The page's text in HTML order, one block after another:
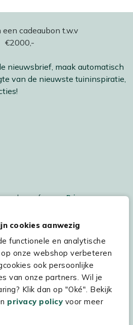
cookies aanwezig
functionele en analytische
onze webshop verbeteren
ook persoonlijke
van onze partners. Wil je
Klik dan op "Oké". Bekijk
privacy policyvoor meer
nieuwsbrief, maak automatisch
van de nieuwste tuininspiratie,
worden conform onsPrivacy